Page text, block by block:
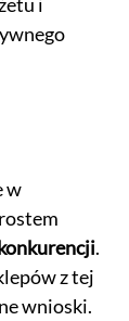
w
.
z tej
wnioski.